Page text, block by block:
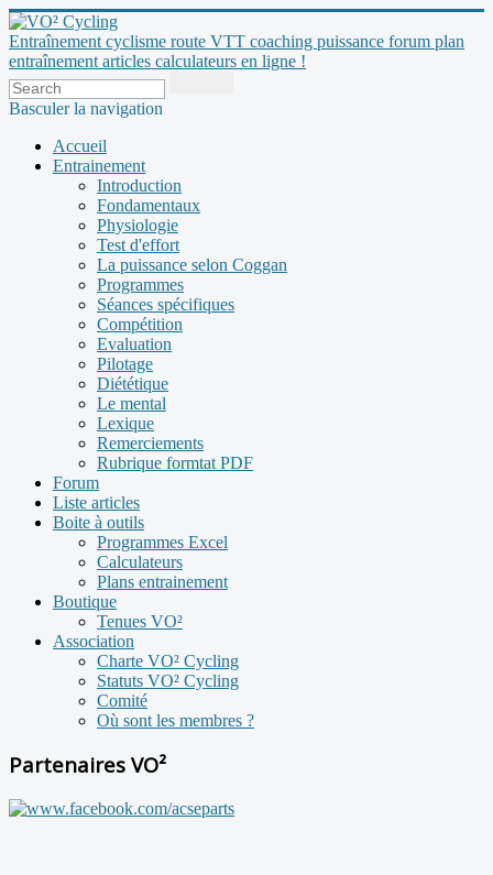
Entraînement cyclisme route VTT coaching puissance forum plan
entraînement articles calculateurs en ligne !
Basculer la navigation
Accueil
Entrainement
Introduction
Fondamentaux
Physiologie
Test d'effort
La puissance selon Coggan
Programmes
Séances spécifiques
Compétition
Evaluation
Pilotage
Diététique
Le mental
Lexique
Remerciements
Rubrique formtat PDF
Forum
Liste articles
Boite à outils
Programmes Excel
Calculateurs
Plans entrainement
Boutique
Tenues VO²
Association
Charte VO² Cycling
Statuts VO² Cycling
Comité
Où sont les membres ?
Partenaires VO²